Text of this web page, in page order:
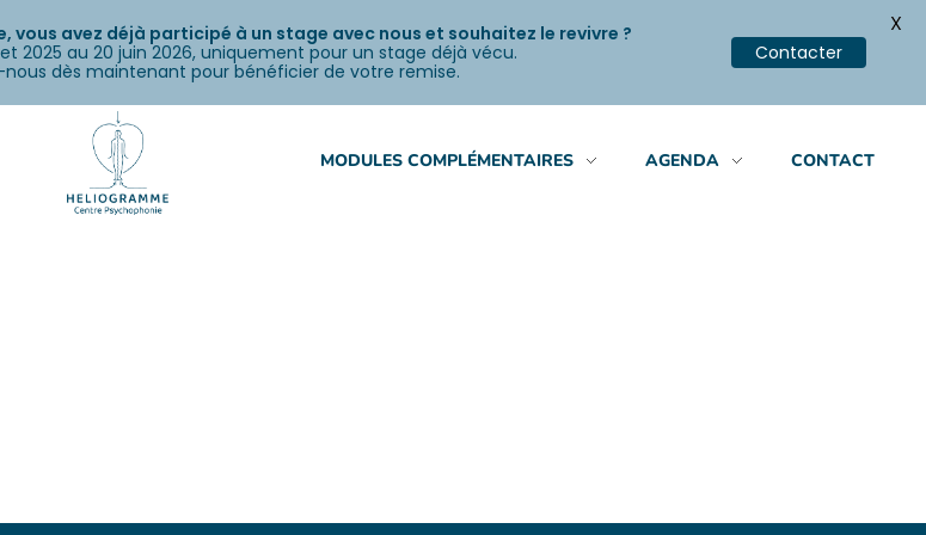
MODULES COMPLÉMENTAIRES AGENDA CONTACT
avez déjà participé à un stage avec nous et souhaitez le revivre ?
2025 au 20 juin 2026, uniquement pour un stage déjà vécu.
dès maintenant pour bénéficier de votre remise.
Contacter
X